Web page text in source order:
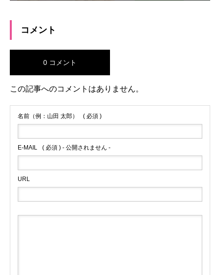
コメント
0 コメント
この記事へのコメントはありません。
名前（例：山田 太郎） ( 必須 )
E-MAIL ( 必須 ) - 公開されません -
URL